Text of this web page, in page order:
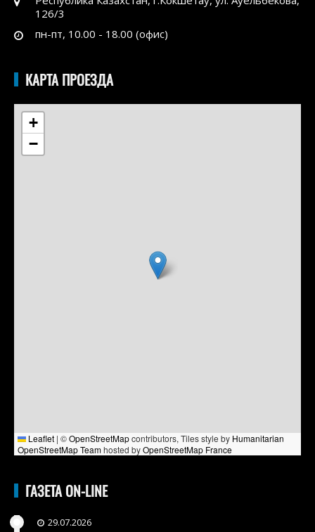
126/3
пн-пт, 10.00 - 18.00 (офис)
КАРТА ПРОЕЗДА
+
−
Leaflet | ©OpenStreetMapcontributors, Tiles style by Humanitarian
OpenStreetMap Teamhosted byOpenStreetMap France
ГАЗЕТА ON-LINE
29.07.2026